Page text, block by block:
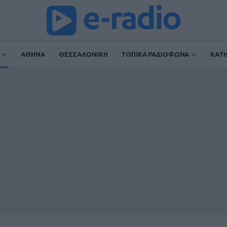
ΑΘΗΝΑ ΘΕΣΣΑΛΟΝΙΚΗ ΤΟΠΙΚΑ ΡΑΔΙΟΦΩΝΑ